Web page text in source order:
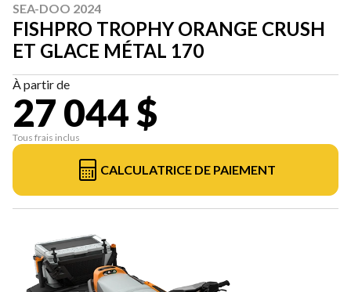
SEA-DOO 2024
FISHPRO TROPHY ORANGE CRUSH
ET GLACE MÉTAL 170
À partir de
27 044 $
Tous frais inclus
CALCULATRICE DE PAIEMENT